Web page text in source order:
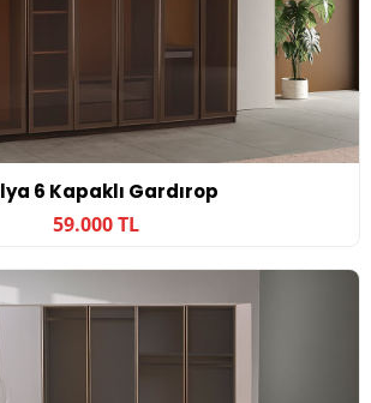
6 Kapaklı Gardırop
59.000 TL